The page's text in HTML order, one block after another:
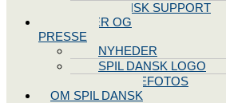
TEKNISK SUPPORT
NYHEDER OG
PRESSE
NYHEDER
SPIL DANSK LOGO
PRESSEFOTOS
OM SPIL DANSK